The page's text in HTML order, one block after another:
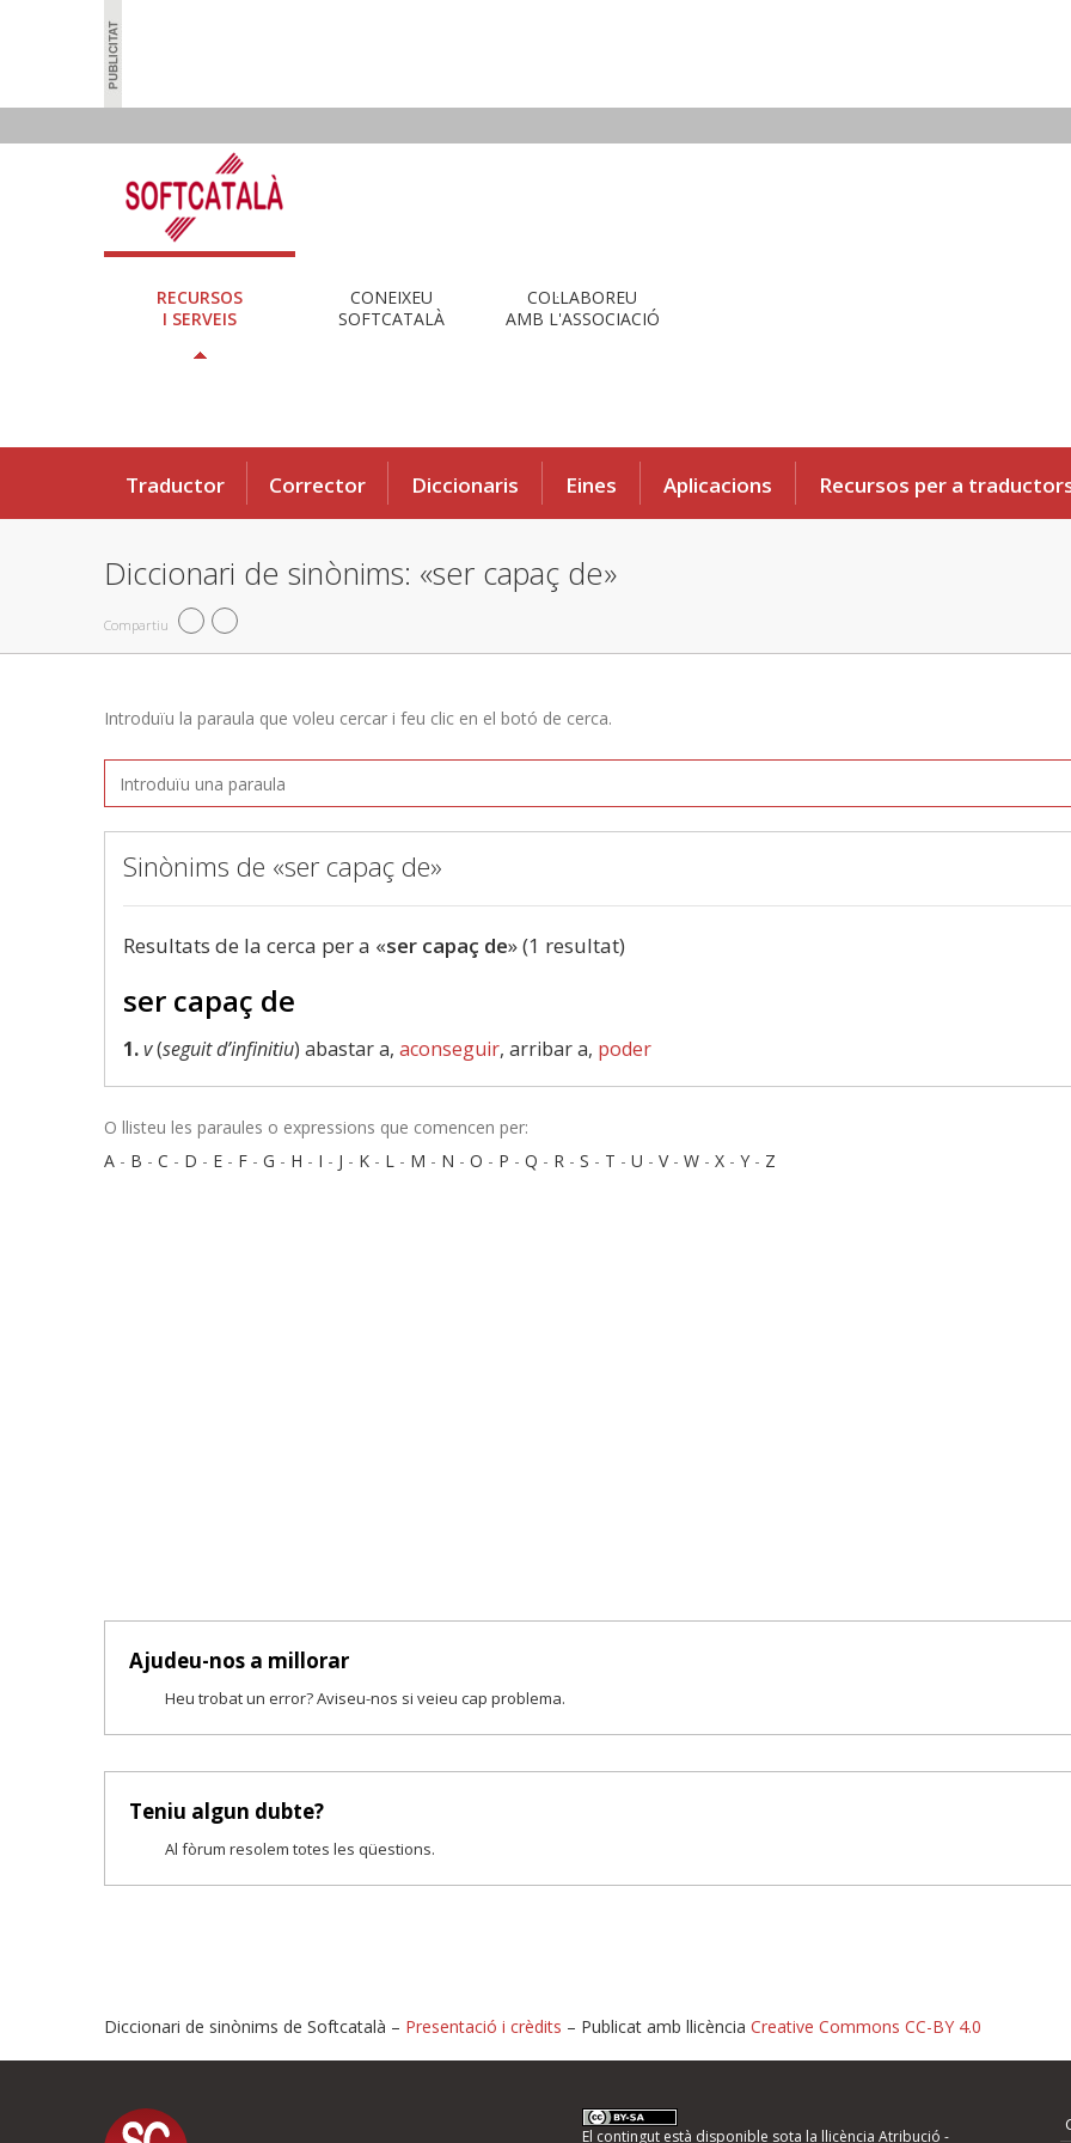
RECURSOS
I SERVEIS
CONEIXEU
SOFTCATALÀ
COL·LABOREU
AMB L'ASSOCIACIÓ
Traductor Corrector Diccionaris Eines Aplicacions Recursos per a
Diccionari de sinònims: «ser capaç de»
Compartiu
Introduïu la paraula que voleu cercar i feu clic en el botó de cerca.
Sinònims de «ser capaç de»
Resultats de la cerca per a «ser capaç de» (1 resultat)
ser capaç de
1.v(seguit d’infinitiu) abastar a, aconseguir, arribar a, poder
O llisteu les paraules o expressions que comencen per:
A - B - C - D - E - F - G - H - I - J - K - L - M - N - O - P - Q - R - S - T - U - V- W - X - Y - Z
Ajudeu-nos a millorar
Heu trobat un error? Aviseu-nos si veieu cap problema.
Teniu algun dubte?
Al fòrum resolem totes les qüestions.
Proposeu-nos millores o informeu d'errors
Diccionari de sinònims de Softcatalà – Presentació i crèdits – Publicat amb llicència Creative Commons CC-BY 4.0
El contingut està disponible sota la llicència Atribució -